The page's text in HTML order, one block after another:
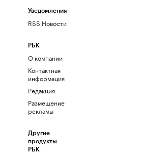
Уведомления
RSS Новости
РБК
О компании
Контактная
информация
Редакция
Размещение
рекламы
Другие
продукты
РБК